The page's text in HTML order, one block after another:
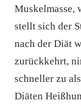
Muskelmasse,
stellt sich der
nach der Diät
zurückkehrt,
schneller zu
Diäten